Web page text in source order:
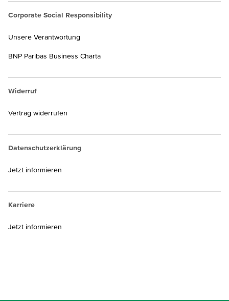
Corporate Social Responsibility
Unsere Verantwortung
BNP Paribas Business Charta
Widerruf
Vertrag widerrufen
Datenschutzerklärung
Jetzt informieren
Karriere
Jetzt informieren